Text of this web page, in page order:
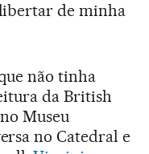
libertar de minha
não tinha
da British
Museu
no Catedral e